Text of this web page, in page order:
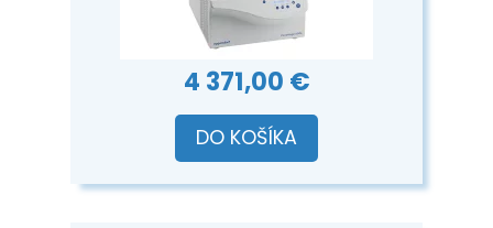
4 371,00 €
DO KOŠÍKA